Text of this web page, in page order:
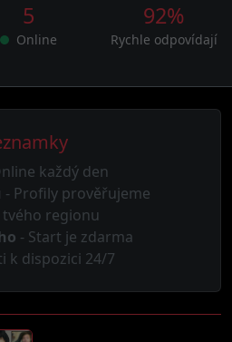
5
Online
92%
Rychle odpovídají
každý den
- Profily prověřujeme
tvého regionu
- Start je zdarma
k dispozici 24/7